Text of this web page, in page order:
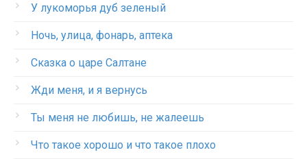
У лукоморья дуб зеленый
Ночь, улица, фонарь, аптека
Сказка о царе Салтане
Жди меня, и я вернусь
Ты меня не любишь, не жалеешь
Что такое хорошо и что такое плохо